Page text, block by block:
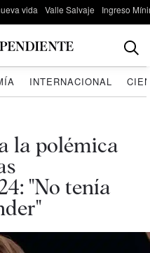
vida Valle Salvaje Ingreso
INTERNACIONAL
la polémica
"No tenía